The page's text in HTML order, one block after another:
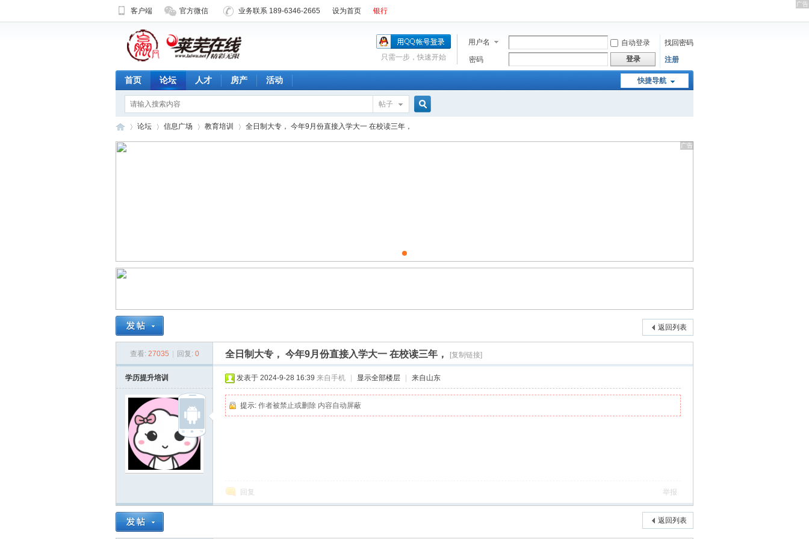
客户端 官方微信 业务联系 189-6346-2665 设为首页 银行
用户名 自动登录
找回密码
密码
登录 注册
只需一步，快速开始
快捷导航
首页 论坛 人才 房产 活动
帖子
论坛 信息广场 教育培训 全日制大专， 今年9月份直接入学大一 在校读三年，
返回列表
查看: 27035 回复: 0 全日制大专， 今年9月份直接入学大一 在校读三年， [复制链接]
学历提升培训 发表于 2024-9-28 16:39 来自手机 显示全部楼层 来自山东
提示: 作者被禁止或删除 内容自动屏蔽
回复 举报
返回列表